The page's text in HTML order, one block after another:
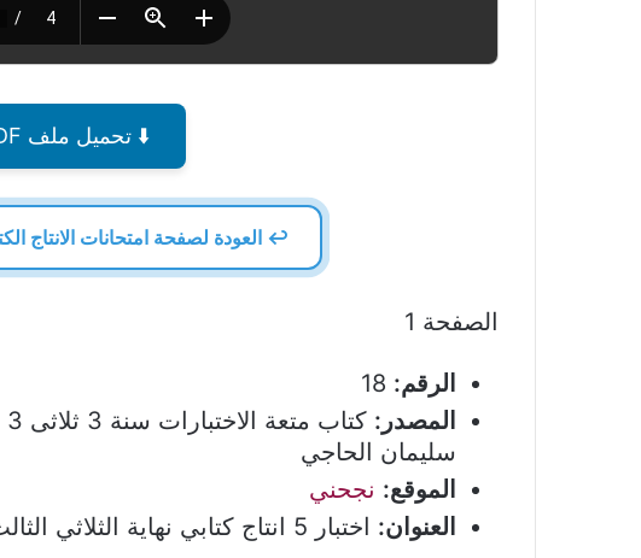
⬇️ تحميل ملف PDF
↩️ العودة لصفحة امتحانات الانتاج
الصفحة 1
الرقم:
المصدر:
سليمان الحاجي
الموقع: نجحني
العنوان: اختبار 5 انتاج كتابي نهاية الثلاثي الثالث